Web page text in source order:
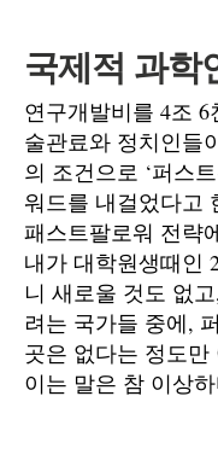
국제적 과학
연구개발비를 4조
술관료와 정치인들
의 조건으로 ‘퍼스
워드를 내걸었다고
패스트팔로워 전략
내가 대학원생때인
니 새로울 것도 없
려는 국가들 중에,
곳은 없다는 정도
이는 말은 참 이상